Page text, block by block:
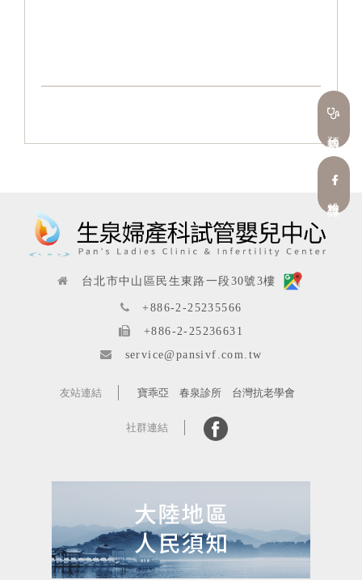
台北市中山區民生東路一段30號3樓
+886-2-25235566
+886-2-25236631
service@pansivf.com.tw
友站連結 寶乖亞 春泉診所 台灣抗老學會
社群連結